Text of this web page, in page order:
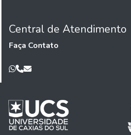
Central de Atendimento
Faça Contato